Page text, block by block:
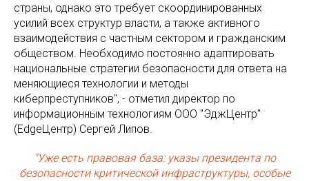
страны, однако это требует скоординированных
усилий всех структур власти, а также активного
взаимодействия с частным сектором и гражданским
обществом. Необходимо постоянно адаптировать
национальные стратегии безопасности для ответа на
меняющиеся технологии и методы
киберпреступников", - отметил директор по
информационным технологиям ООО "ЭджЦентр"
(EdgeЦентр) Сергей Липов.
"Уже есть правовая база: указы президента по
безопасности критической инфраструктуры, особые